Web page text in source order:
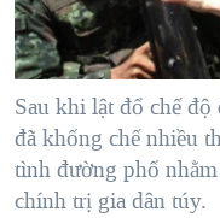
Sau khi lật đổ chế
đã khống chế nhiều
tình đường phố
chính trị gia dân túy.